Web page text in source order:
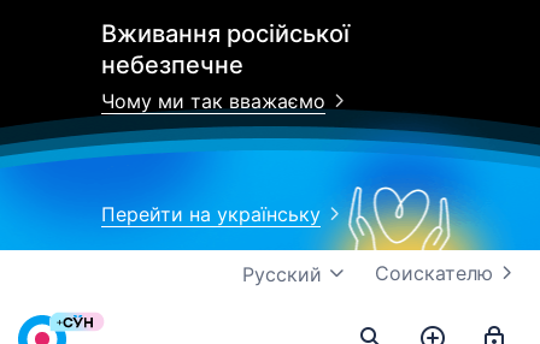
Вживання російської
небезпечне
Чому ми так вважаємо
Перейти на українську
Соискателю
Русский